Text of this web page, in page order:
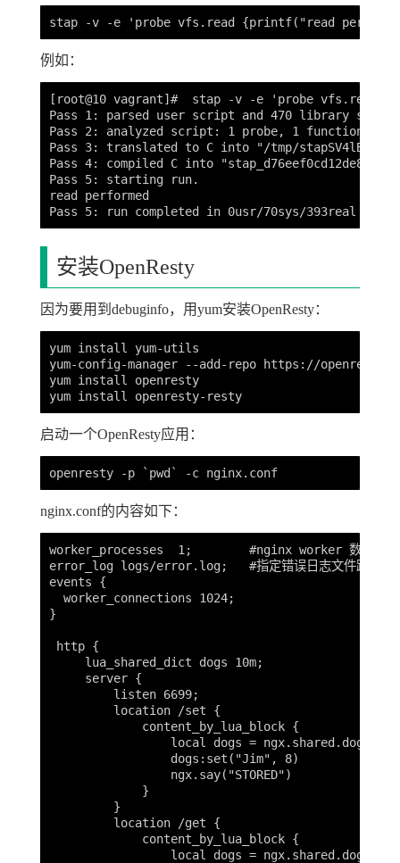
例如：
[root@10 vagrant]#  stap -v -e 'probe
Pass 1: parsed user script and 470 library
Pass 2: analyzed script: 1 probe, 1 function, 7
Pass 3: translated to C into "/tmp/stapSV4lBm/
Pass 4: compiled C into
Pass 5: starting run.
read performed
安装OpenResty
因为要用到debuginfo，用yum安装OpenResty：
yum install yum-utils
yum-config-manager --add-repo https://
yum install openresty
启动一个OpenResty应用：
nginx.conf的内容如下：
worker_processes  1;        #nginx worker 数量
error_log logs/error.log;   #指定错误日志文件路径
events {
  worker_connections 1024;
}
http {
     lua_shared_dict dogs 10m;
     server {
         listen 6699;
         location /set {
             content_by_lua_block {
                 local dogs = ngx.shared.dogs
                 dogs:set("Jim", 8)
                 ngx.say("STORED")
             }
         }
         location /get {
             content_by_lua_block {
                 local dogs = ngx.shared.dogs